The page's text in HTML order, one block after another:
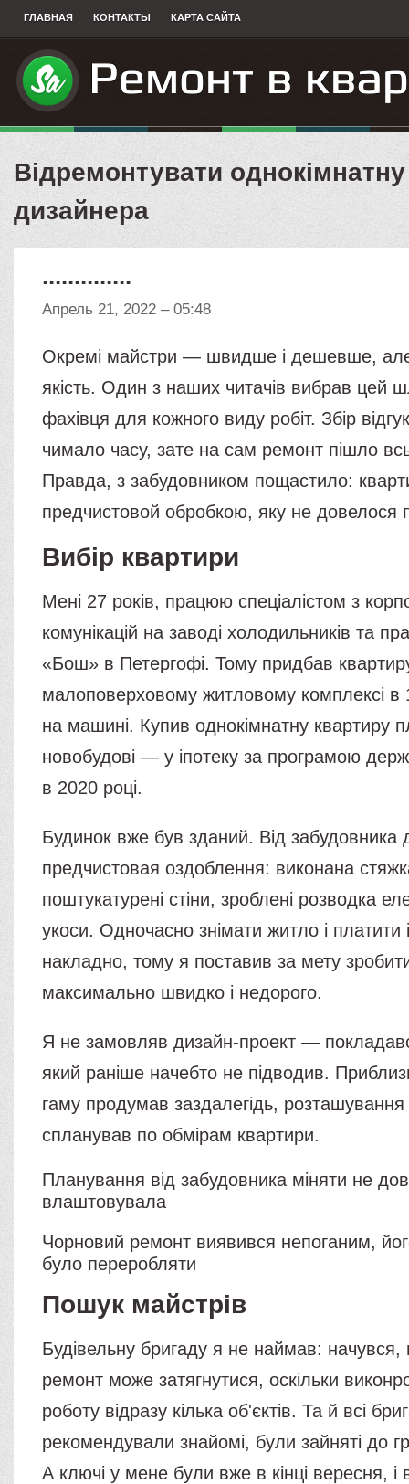
ГЛАВНАЯ КОНТАКТЫ КАРТА САЙТА
Відремонтувати
дизайнера
..............
Апрель 21, 2022 – 05:48
Окремі майстри — швидше і дешевше,
якість. Один з наших читачів вибрав цей
фахівця для кожного виду робіт. Збір
чимало часу, зате на сам ремонт пішло
Правда, з забудовником пощастило:
предчистовой обробкою, яку не довелося
Вибір квартири
Мені 27 років, працюю спеціалістом з
комунікацій на заводі холодильників та
«Бош» в Петергофі. Тому придбав
малоповерховому житловому комплексі в
на машині. Купив однокімнатну квартиру
новобудові — у іпотеку за програмою
в 2020 році.
Будинок вже був зданий. Від забудовника
предчистовая оздоблення: виконана
поштукатурені стіни, зроблені розводка
укоси. Одночасно знімати житло і платити
накладно, тому я поставив за мету
максимально швидко і недорого.
Я не замовляв дизайн-проект —
який раніше начебто не підводив.
гаму продумав заздалегідь,
спланував по обмірам квартири.
Планування від забудовника міняти не
влаштовувала
Чорновий ремонт виявився непоганим,
було переробляти
Пошук майстрів
Будівельну бригаду я не наймав:
ремонт може затягнутися, оскільки
роботу відразу кілька об'єктів. Та й всі
рекомендували знайомі, були зайняті до
А ключі у мене були вже в кінці вересня, і